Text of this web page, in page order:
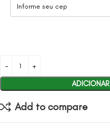
Add to compare